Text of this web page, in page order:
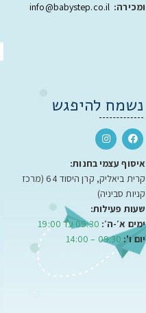
נשמח להיפגש
איסוף עצמי בחנות:
קרית ביאליק, קרן היסוד 64 (מרכז
קניות סביניה)
שעות פעילות:
ימים א׳-ה׳: 09:30 עד 19:00
יום ו': 09:30 – 14:00
ומכירה: info@babystep.co.il